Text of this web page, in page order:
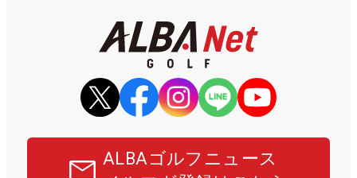
ALBAゴルフニュース